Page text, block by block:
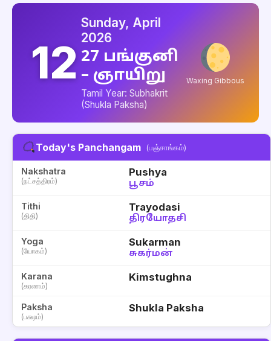
12
Sunday, April
2026
27 பங்குனி
– ஞாயிறு
Tamil Year: Subhakrit
(Shukla Paksha)
Waxing Gibbous
Today's Panchangam (பஞ்சாங்கம்)
Nakshatra
(நட்சத்திரம்)
Pushya
பூசம்
Tithi
(திதி)
Trayodasi
திரயோதசி
Yoga
(யோகம்)
Sukarman
சுகர்மன்
Karana
(கரணம்)
Kimstughna
Paksha
(பக்ஷம்)
Shukla Paksha